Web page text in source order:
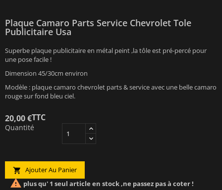
Plaque Camaro Parts Service Chevrolet Tole
Publicitaire Usa
Superbe plaque publicitaire en métal peint ,la tôle est pré-percé pour
une pose facile !
Dimension 45/30cm environ
Modèle : plaque camaro chevrolet parts & service avec une belle camaro
rouge sur fond bleu ciel.
20,00 €TTC
Quantité
 Ajouter Au Panier
 plus qu' 1 seul article en stock ,ne passez pas à coter !